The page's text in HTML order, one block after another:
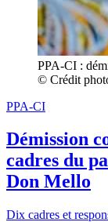
PPA-CI :
© Crédit
PPA-CI
Démission
cadres du
Don Mello
Dix cadres et